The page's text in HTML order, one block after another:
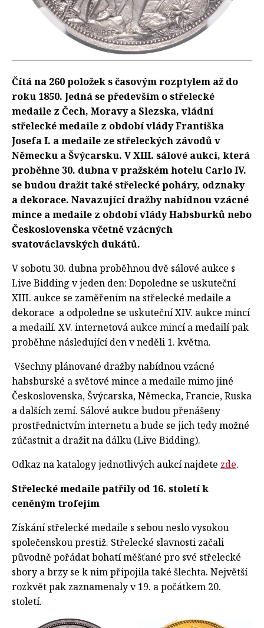
Čítá na 260 položek s časovým rozptylem až do
roku 1850. Jedná se především o střelecké
medaile z Čech, Moravy a Slezska, vládní
střelecké medaile z období vlády Františka
Josefa I. a medaile ze střeleckých závodů v
Německu a Švýcarsku. V XIII. sálové aukci, která
proběhne 30. dubna v pražském hotelu Carlo IV.
se budou dražit také střelecké poháry, odznaky
a dekorace. Navazující dražby nabídnou vzácné
mince a medaile z období vlády Habsburků nebo
Československa včetně vzácných
svatováclavských dukátů.
V sobotu 30. dubna proběhnou dvě sálové aukce s
Live Bidding v jeden den: Dopoledne se uskuteční
XIII. aukce se zaměřením na střelecké medaile a
dekorace a odpoledne se uskuteční XIV. aukce mincí
a medailí. XV. internetová aukce mincí a medailí pak
proběhne následující den v neděli 1. května.
Všechny plánované dražby nabídnou vzácné
habsburské a světové mince a medaile mimo jiné
Československa, Švýcarska, Německa, Francie, Ruska
a dalších zemí. Sálové aukce budou přenášeny
prostřednictvím internetu a bude se jich tedy možné
zúčastnit a dražit na dálku (Live Bidding).
Odkaz na katalogy jednotlivých aukcí najdete zde.
Střelecké medaile patřily od 16. století k
ceněným trofejím
Získání střelecké medaile s sebou neslo vysokou
společenskou prestiž. Střelecké slavnosti začali
původně pořádat bohatí měšťané pro své střelecké
sbory a brzy se k nim připojila také šlechta. Největší
rozkvět pak zaznamenaly v 19. a počátkem 20.
století.